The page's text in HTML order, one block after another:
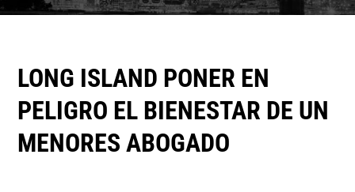
LONG ISLAND PONER EN
PELIGRO EL BIENESTAR DE UN
MENORES ABOGADO